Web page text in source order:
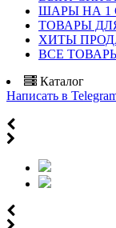
ШАРЫ НА 1
ТОВАРЫ
ХИТЫ
ВСЕ
Каталог
Написать в